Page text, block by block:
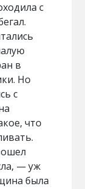
с
в
Но
с
что
— уж
была